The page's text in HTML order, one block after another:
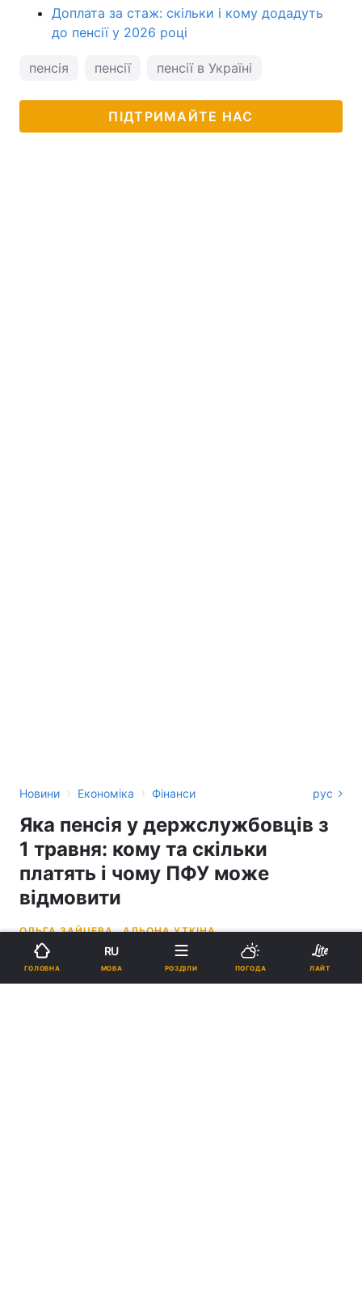
Доплата за стаж: скільки і кому додадуть
до пенсії у 2026 році
пенсія пенсії пенсії в Україні
ПІДТРИМАЙТЕ НАС
Новини › Економіка › Фінанси рус
Яка пенсія у держслужбовців з
1 травня: кому та скільки
платять і чому ПФУ може
відмовити
ОЛЬГА ЗАЙЦЕВА, АЛЬОНА УТКІНА
07:30, 30.04.26
ПЕРЕВІРЕНО ЕКСПЕРТОМ
ГОЛОВНА
RU
МОВА РОЗДІЛИ ПОГОДА ЛАЙТ